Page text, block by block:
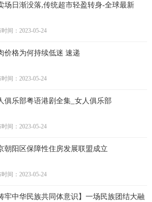
场日渐没落,传统超市轻盈转身-全球最新
间：2023-05-24
价格为何持续低迷 速递
间：2023-05-24
俱乐部粤语港剧全集_女人俱乐部
间：2023-05-24
朝阳区保障性住房发展联盟成立
间：2023-05-24
牢中华民族共同体意识】一场民族团结大融